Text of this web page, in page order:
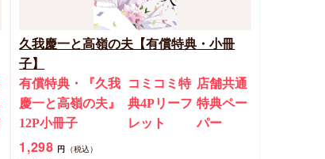
久我慶一と高嶺の夫【有償特典・小冊
子】
有償特典・『久我
慶一と高嶺の夫』
12P小冊子
コミコミ特
典4Pリーフ
レット
店舗共通
特典ペー
パー
1,298 円 （税込）